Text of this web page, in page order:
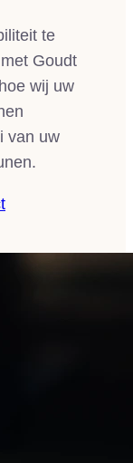
te
Goudt
wij uw
van uw